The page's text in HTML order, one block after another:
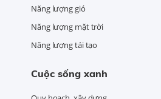
Năng lượng gió
Năng lượng mặt trời
Năng lượng tái tạo
Cuộc sống xanh